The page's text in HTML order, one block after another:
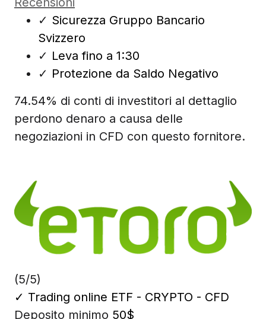
✓ Sicurezza Gruppo Bancario
Svizzero
✓ Leva fino a 1:30
✓ Protezione da Saldo Negativo
74.54% di conti di investitori al dettaglio
perdono denaro a causa delle
negoziazioni in CFD con questo fornitore.
(5/5)
✓ Trading online ETF - CRYPTO - CFD
Deposito minimo 50$